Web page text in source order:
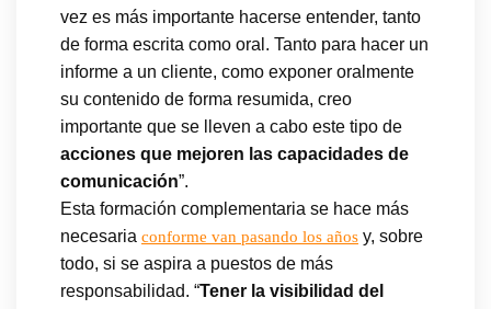
vez es más importante hacerse entender, tanto
de forma escrita como oral. Tanto para hacer un
informe a un cliente, como exponer oralmente
su contenido de forma resumida, creo
importante que se lleven a cabo este tipo de
acciones que mejoren las capacidades de
comunicación”.
Esta formación complementaria se hace más
necesaria conforme van pasando los años y, sobre
todo, si se aspira a puestos de más
responsabilidad. “Tener la visibilidad del